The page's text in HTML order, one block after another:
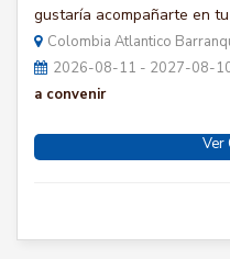
gustaría acompañarte en
Colombia Atlantico
2026-08-11 - 2027-08-
a convenir
Ver